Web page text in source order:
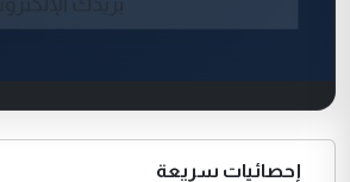
إحصائيات سريعة